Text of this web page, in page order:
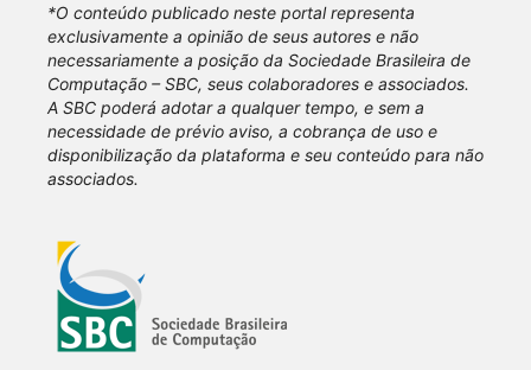
*O conteúdo publicado neste portal representa
exclusivamente a opinião de seus autores e não
necessariamente a posição da Sociedade Brasileira de
Computação – SBC, seus colaboradores e associados.
A SBC poderá adotar a qualquer tempo, e sem a
necessidade de prévio aviso, a cobrança de uso e
disponibilização da plataforma e seu conteúdo para não
associados.